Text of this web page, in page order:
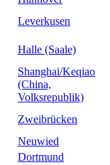
Leverkusen
Halle (Saale)
Shanghai/Keqiao
(China,
Volksrepublik)
Zweibrücken
Neuwied
Dortmund